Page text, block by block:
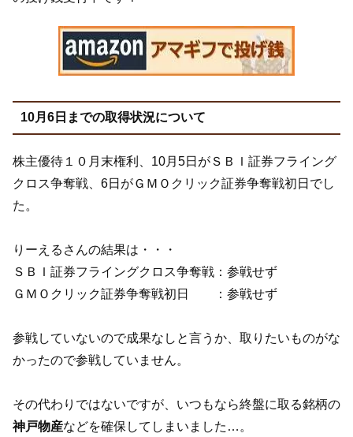
10月6日までの取得状況について
株主優待１０月末権利、10月5日がＳＢＩ証券フライング
クロス争奪戦、6日がＧＭＯクリック証券争奪戦初日でし
た。
りーえるさんの結果は・・・
ＳＢＩ証券フライングクロス争奪戦：参戦せず
ＧＭＯクリック証券争奪戦初日 ：参戦せず
参戦していないので成果なしと言うか、取りたいものがな
かったので参戦していません。
その代わりではないですが、いつもなら終盤に取る銘柄の
神戸物産などを確保してしまいました…。